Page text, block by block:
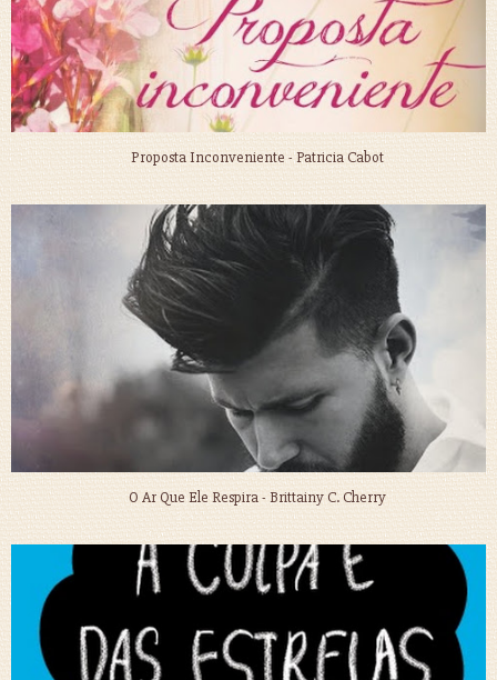
Proposta Inconveniente - Patricia Cabot
O Ar Que Ele Respira - Brittainy C. Cherry